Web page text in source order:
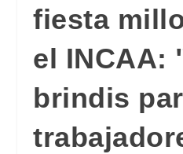
fiesta
el INCAA:
brindis